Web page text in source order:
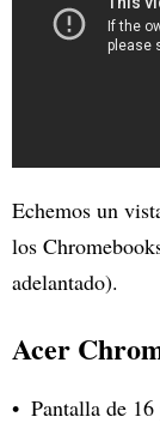
Echemos un
los
adelantado).
Acer
Pantalla de